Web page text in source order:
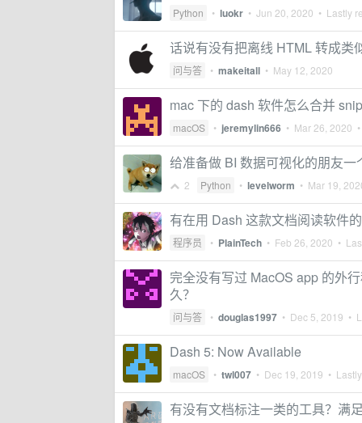
Python • luokr • Jun 20, 2020 • Lastly
话说有没有把离线 HTML 转成类
问与答 • makeitall • May 12, 2020
mac 下的 dash 软件怎么合并
macOS • jeremylin666 • Mar 26, 2020
给准备做 BI 数据可视化的朋友一
2 Python • levelworm • Mar 19,
有在用 Dash 这款文档阅读软件
程序员 • PlainTech • Feb 26, 2020 •
完全没有写过 MacOS app 的外
久？
问与答 • douglas1997 • Dec 5, 2019 •
Dash 5: Now Available
macOS • twl007 • Dec 19, 2019 •
有没有文档标注一类的工具？满